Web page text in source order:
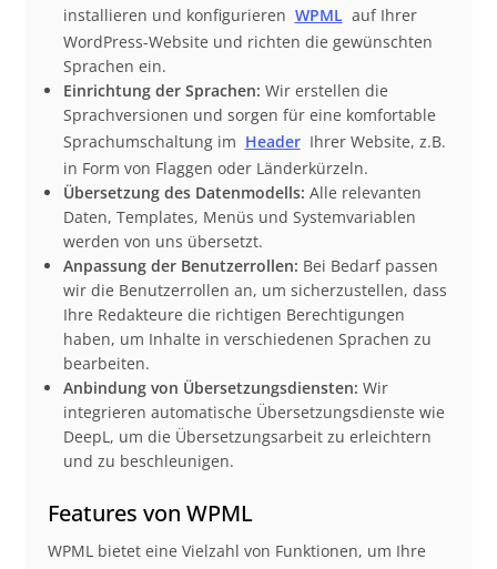
installieren und konfigurieren WPML auf Ihrer
WordPress-Website und richten die gewünschten
Sprachen ein.
Einrichtung der Sprachen: Wir erstellen die
Sprachversionen und sorgen für eine komfortable
Sprachumschaltung im Header Ihrer Website, z.B.
in Form von Flaggen oder Länderkürzeln.
Übersetzung des Datenmodells: Alle relevanten
Daten, Templates, Menüs und Systemvariablen
werden von uns übersetzt.
Anpassung der Benutzerrollen: Bei Bedarf passen
wir die Benutzerrollen an, um sicherzustellen, dass
Ihre Redakteure die richtigen Berechtigungen
haben, um Inhalte in verschiedenen Sprachen zu
bearbeiten.
Anbindung von Übersetzungsdiensten: Wir
integrieren automatische Übersetzungsdienste wie
DeepL, um die Übersetzungsarbeit zu erleichtern
und zu beschleunigen.
Features von WPML
WPML bietet eine Vielzahl von Funktionen, um Ihre